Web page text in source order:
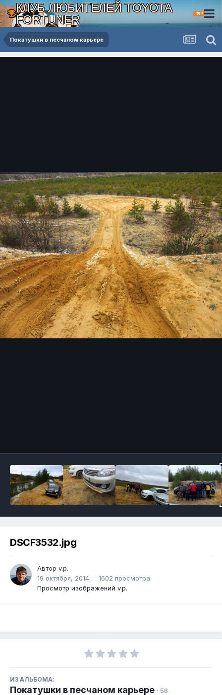
КЛУБ ЛЮБИТЕЛЕЙ TOYOTA
FORTUNER
4X4
Покатушки в песчаном карьере
DSCF3532.jpg
Автор v.p.
19 октября, 2014
1602 просмотра
Просмотр изображений v.p.
ИЗ АЛЬБОМА:
Покатушки в песчаном карьере · 58